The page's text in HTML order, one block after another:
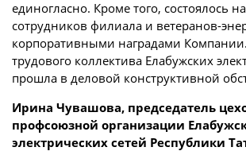
единогласно. Кроме того, состоялось
сотрудников филиала и ветеранов-
корпоративными наградами
трудового коллектива Елабужских
прошла в деловой конструктивной
Ирина Чувашова, председатель
профсоюзной организации
электрических сетей Республики